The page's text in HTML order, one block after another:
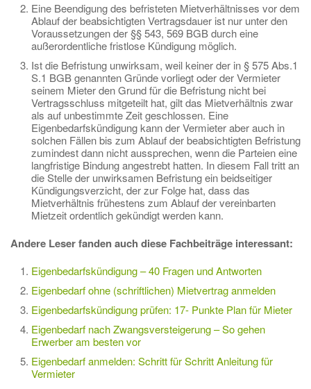
Eine Beendigung des befristeten Mietverhältnisses vor dem
Ablauf der beabsichtigten Vertragsdauer ist nur unter den
Voraussetzungen der §§ 543, 569 BGB durch eine
außerordentliche fristlose Kündigung möglich.
Ist die Befristung unwirksam, weil keiner der in § 575 Abs.1
S.1 BGB genannten Gründe vorliegt oder der Vermieter
seinem Mieter den Grund für die Befristung nicht bei
Vertragsschluss mitgeteilt hat, gilt das Mietverhältnis zwar
als auf unbestimmte Zeit geschlossen. Eine
Eigenbedarfskündigung kann der Vermieter aber auch in
solchen Fällen bis zum Ablauf der beabsichtigten Befristung
zumindest dann nicht aussprechen, wenn die Parteien eine
langfristige Bindung angestrebt hatten. In diesem Fall tritt an
die Stelle der unwirksamen Befristung ein beidseitiger
Kündigungsverzicht, der zur Folge hat, dass das
Mietverhältnis frühestens zum Ablauf der vereinbarten
Mietzeit ordentlich gekündigt werden kann.
Andere Leser fanden auch diese Fachbeiträge interessant:
Eigenbedarfskündigung – 40 Fragen und Antworten
Eigenbedarf ohne (schriftlichen) Mietvertrag anmelden
Eigenbedarfskündigung prüfen: 17- Punkte Plan für Mieter
Eigenbedarf nach Zwangsversteigerung – So gehen
Erwerber am besten vor
Eigenbedarf anmelden: Schritt für Schritt Anleitung für
Vermieter